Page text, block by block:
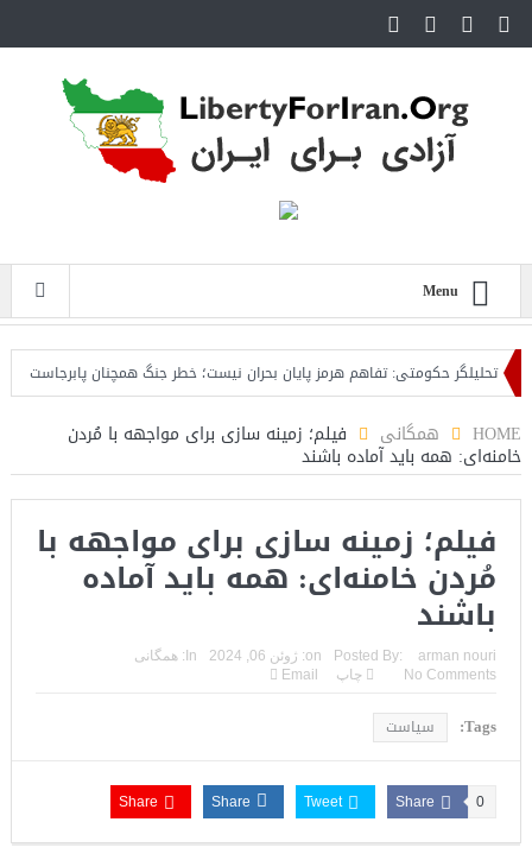
Menu
تحلیلگر حکومتی: تفاهم هرمز پایان بحران نیست؛ خطر جنگ همچنان پابرجاست
HOME همگانی فیلم؛ زمینه‌ سازی برای مواجهه با مُردن
خامنه‌ای: همه باید آماده باشند
فیلم؛ زمینه‌ سازی برای مواجهه با
مُردن خامنه‌ای: همه باید آماده
باشند
Posted By: arman nouri
on: ژوئن 06, 2024 In: همگانی
No Comments
چاپ Email
Tags: سیاست
Share 0
Tweet
Share
Share